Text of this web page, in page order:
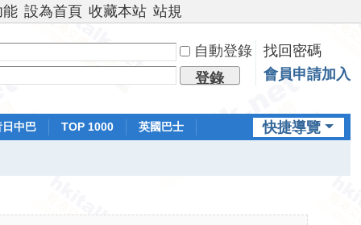
能 設為首頁 收藏本站 站規
自動登錄
找回密碼
登錄
會員申請加入
快捷導覽
日中巴 TOP 1000
英國巴士